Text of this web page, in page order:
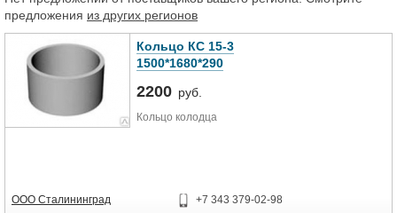
предложения из других регионов
Кольцо КС 15-3
1500*1680*290
2200 руб.
Кольцо колодца
ООО Сталининград
+7 343 379-02-98